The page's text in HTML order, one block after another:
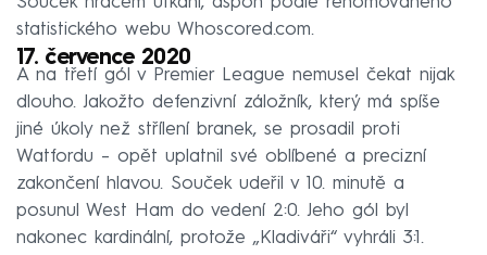
statistického webu Whoscored.com.
17. července 2020
A na třetí gól v Premier League nemusel čekat nijak
dlouho. Jakožto defenzivní záložník, který má spíše
jiné úkoly než střílení branek, se prosadil proti
Watfordu – opět uplatnil své oblíbené a precizní
zakončení hlavou. Souček udeřil v 10. minutě a
posunul West Ham do vedení 2:0. Jeho gól byl
nakonec kardinální, protože „Kladiváři“ vyhráli 3:1.